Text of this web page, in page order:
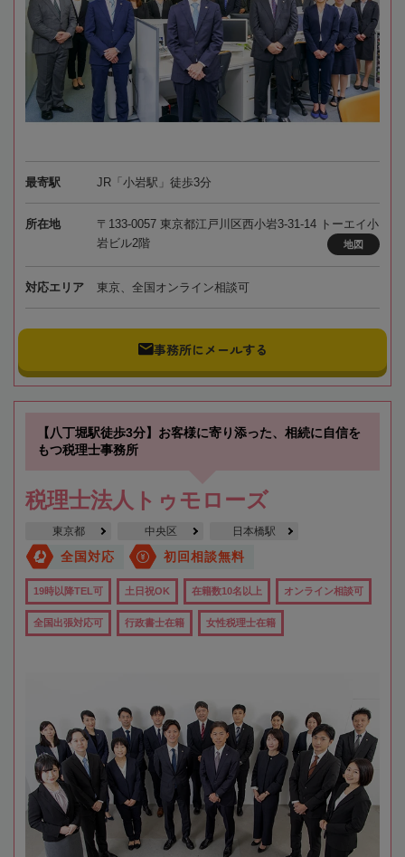
最寄駅 JR「小岩駅」徒歩3分
所在地
〒133-0057 東京都江戸川区西小岩3-31-14 トーエイ小
岩ビル2階
地図
対応エリア 東京、全国オンライン相談可
事務所にメールする
【八丁堀駅徒歩3分】お客様に寄り添った、相続に自信を
もつ税理士事務所
税理士法人トゥモローズ
東京都 中央区 日本橋駅
全国対応 初回相談無料
19時以降TEL可 土日祝OK 在籍数10名以上 オンライン相談可
全国出張対応可 行政書士在籍 女性税理士在籍